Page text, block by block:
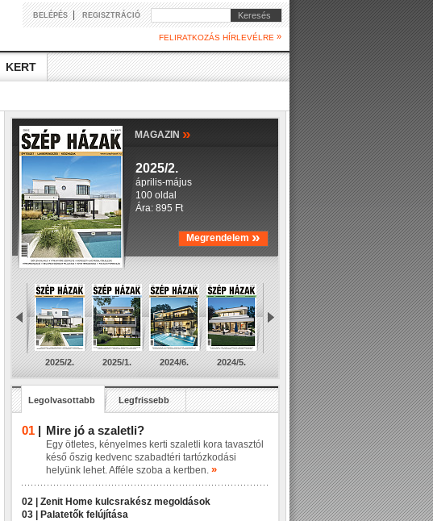
BELÉPÉS| REGISZTRÁCIÓ Keresés
FELIRATKOZÁS HÍRLEVÉLRE »
KERT
MAGAZIN »
2025/2.
április-május
100 oldal
Ára: 895 Ft
Megrendelem »
2025/2. 2025/1. 2024/6. 2024/5.
Legolvasottabb Legfrissebb
01 | Mire jó a szaletli?
Egy ötletes, kényelmes kerti szaletli kora tavasztól
késő őszig kedvenc szabadtéri tartózkodási
helyünk lehet. Afféle szoba a kertben. »
02 |
Zenit Home kulcsrakész megoldások
03 |
Palatetők felújítása